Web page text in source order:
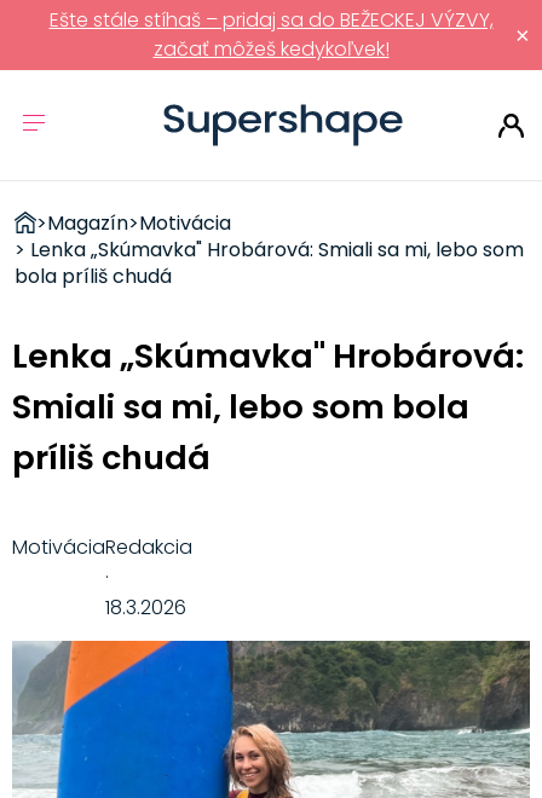
×
Ešte stále stíhaš – pridaj sa do BEŽECKEJ VÝZVY,
začať môžeš kedykoľvek!
ZDRAVÉ
RÝCHLOVKY
>Magazín>Motivácia
> Lenka „Skúmavka" Hrobárová: Smiali sa mi, lebo som
bola príliš chudá
Lenka „Skúmavka" Hrobárová:
Smiali sa mi, lebo som bola
príliš chudá
MotiváciaRedakcia
·
18.3.2026